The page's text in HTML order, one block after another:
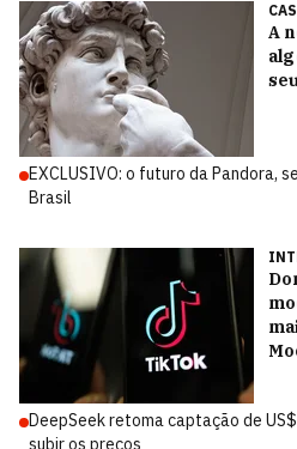
A
EXCLUSIVO: o futuro da Pandora,
Brasil
DeepSeek retoma captação de
subir os preços